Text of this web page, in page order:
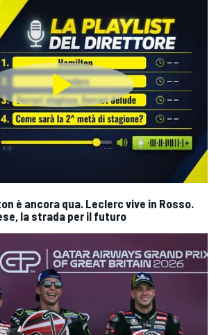
è ancora qua. Leclerc vive in Rosso.
la strada per il futuro